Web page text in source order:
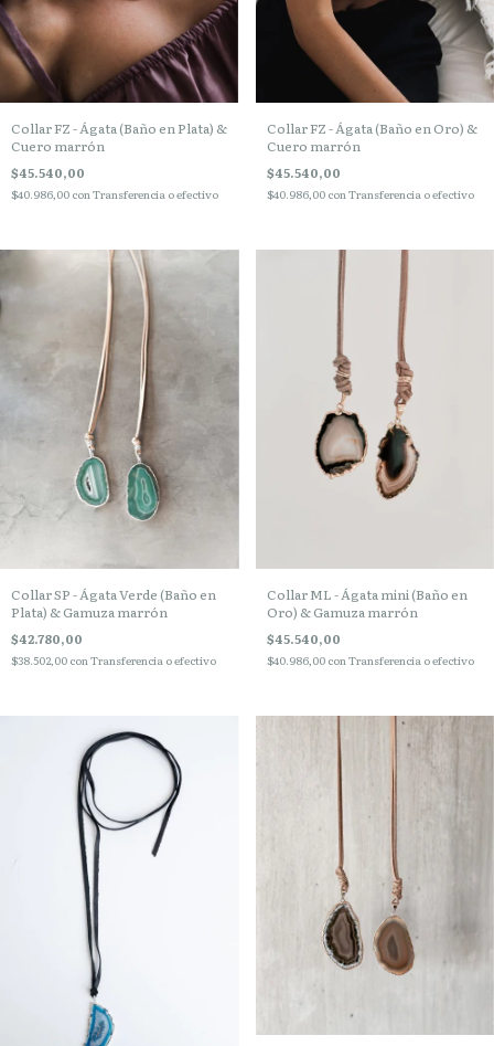
Collar FZ - Ágata (Baño en Plata) &
Cuero marrón
$45.540,00
$40.986,00 conTransferencia o efectivo
Collar FZ - Ágata (Baño en Oro) &
Cuero marrón
$45.540,00
$40.986,00 conTransferencia o efectivo
Collar SP - Ágata Verde (Baño en
Plata) & Gamuza marrón
$42.780,00
$38.502,00 con Transferencia o efectivo
Collar ML - Ágata mini (Baño en
Oro) & Gamuza marrón
$45.540,00
$40.986,00 con Transferencia o efectivo